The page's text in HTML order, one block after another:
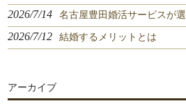
2026/7/14 名古屋豊田婚活サービスが
2026/7/12 結婚するメリットとは
アーカイブ